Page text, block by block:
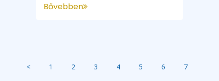
Bővebben
< 1 2 3 4 5 6 7